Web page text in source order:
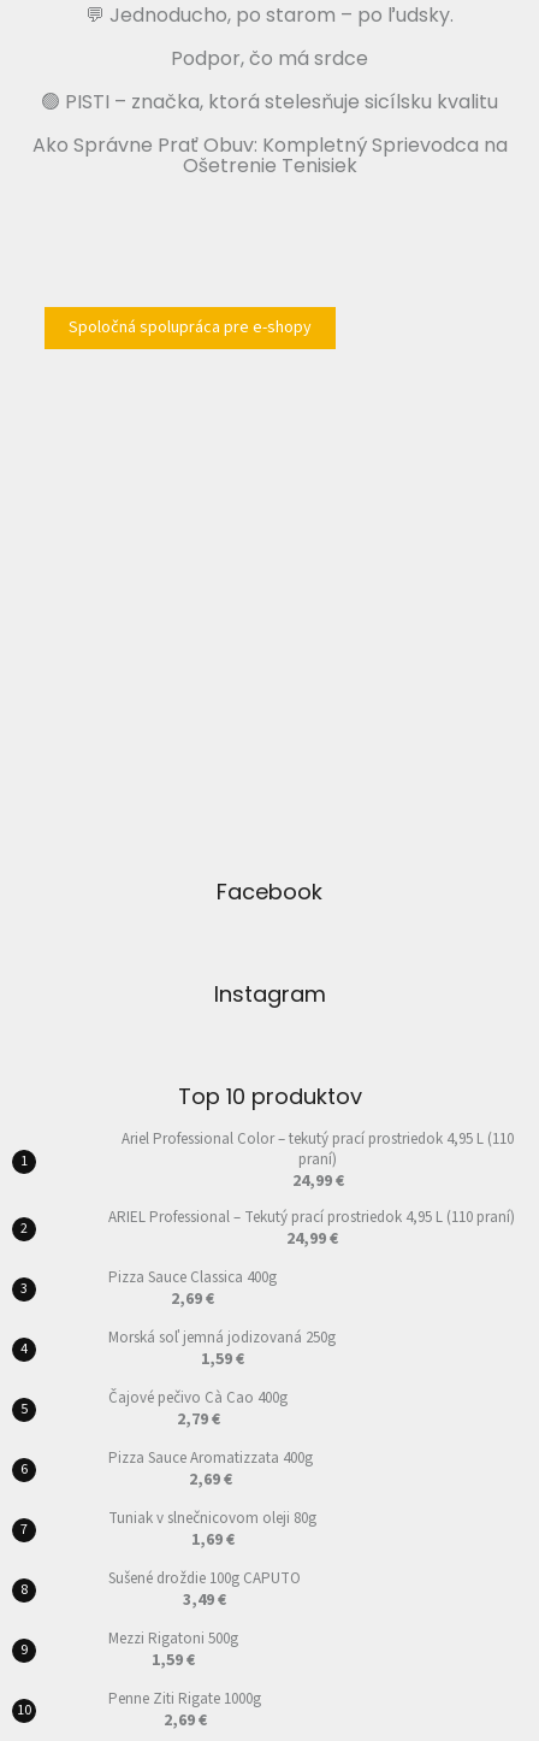
💬 Jednoducho, po starom – po ľudsky.
Podpor, čo má srdce
🟢 PISTI – značka, ktorá stelesňuje sicílsku kvalitu
Ako Správne Prať Obuv: Kompletný Sprievodca na
Ošetrenie Tenisiek
Spoločná spolupráca pre e-shopy
Facebook
Instagram
Top 10 produktov
Ariel Professional Color – tekutý prací prostriedok 4,95 L (110
praní)
24,99 €
ARIEL Professional – Tekutý prací prostriedok 4,95 L (110 praní)
24,99 €
Pizza Sauce Classica 400g
2,69 €
Morská soľ jemná jodizovaná 250g
1,59 €
Čajové pečivo Cà Cao 400g
2,79 €
Pizza Sauce Aromatizzata 400g
2,69 €
Tuniak v slnečnicovom oleji 80g
1,69 €
Sušené droždie 100g CAPUTO
3,49 €
Mezzi Rigatoni 500g
1,59 €
Penne Ziti Rigate 1000g
2,69 €